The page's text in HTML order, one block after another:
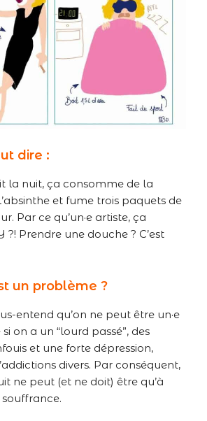
dire :
la nuit, ça consomme de la
et fume trois paquets de
Par ce qu’un·e artiste, ça
?! Prendre une douche ? C’est
un problème ?
entend qu’on ne peut être un·e
on a un “lourd passé”, des
et une forte dépression,
divers. Par conséquent,
ne peut (et ne doit) être qu’à